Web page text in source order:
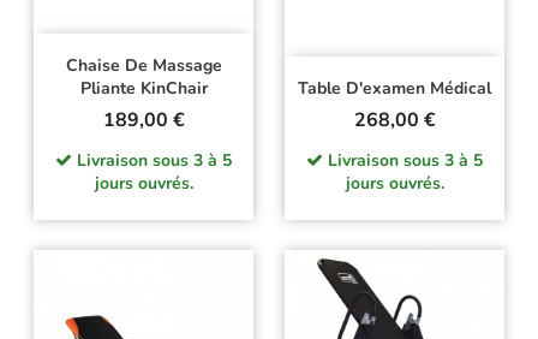
Chaise De Massage
Pliante KinChair
Prix
189,00 €
Livraison sous 3 à 5
jours ouvrés.
Table D'examen Médical
Prix
268,00 €
Livraison sous 3 à 5
jours ouvrés.